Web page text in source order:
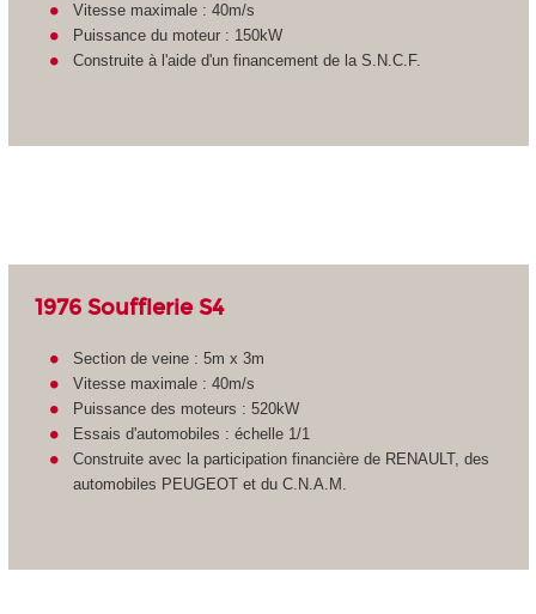
Vitesse maximale : 40m/s
Puissance du moteur : 150kW
Construite à l'aide d'un financement de la S.N.C.F.
1976 Soufflerie S4
Section de veine : 5m x 3m
Vitesse maximale : 40m/s
Puissance des moteurs : 520kW
Essais d'automobiles : échelle 1/1
Construite avec la participation financière de RENAULT, des
automobiles PEUGEOT et du C.N.A.M.